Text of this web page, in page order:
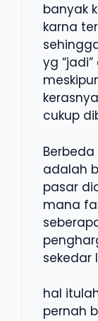
banyak
karna
yg
cukup
adalah
pasar
mana
sekedar
hal
pernah